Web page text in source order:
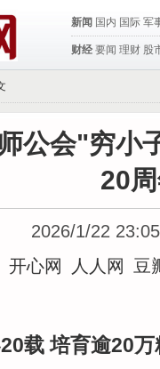
新闻 国内 国际 军
财经 要闻 理财 股
公会"穷小
20
2026/1/22
开心网 人人网 豆
载 培育逾20